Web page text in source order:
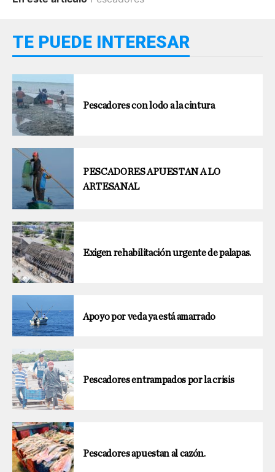
TE PUEDE INTERESAR
Pescadores con lodo a la cintura
PESCADORES APUESTAN A LO
ARTESANAL
Exigen rehabilitación urgente de palapas.
Apoyo por veda ya está amarrado
Pescadores entrampados por la crisis
Pescadores apuestan al cazón.